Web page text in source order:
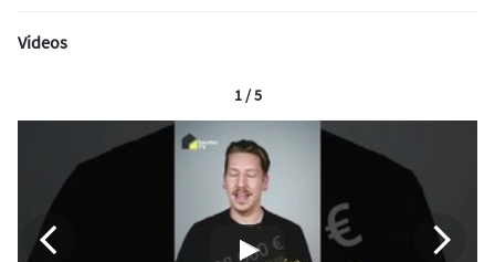
Videos
1 / 5